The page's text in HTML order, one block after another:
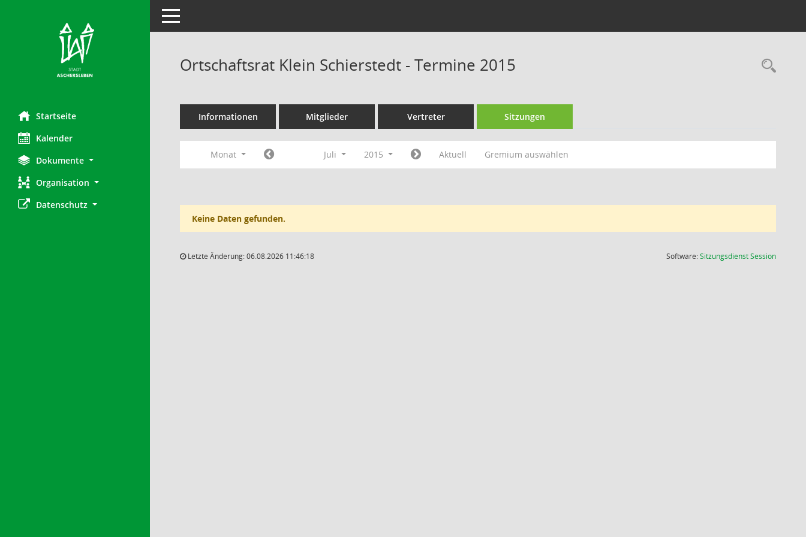
Startseite
Kalender
Dokumente
Organisation
Datenschutz
Toggle navigation
Ortschaftsrat Klein Schierstedt - Termine 2015
Informationen Mitglieder Vertreter Sitzungen
Monat Juli 2015 Aktuell Gremium auswählen
Keine Daten gefunden.
Letzte Änderung: 06.08.2026 11:46:18 Software:SitzungsdienstSession(Wird in